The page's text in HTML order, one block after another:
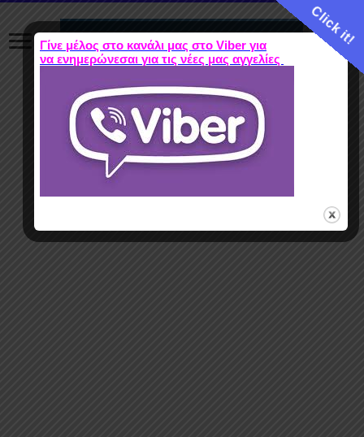
Click it!
Γίνε μέλος στο κανάλι μας στο Viber για
να ενημερώνεσαι για τις νέες μας αγγελίες